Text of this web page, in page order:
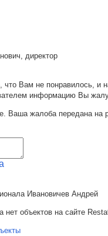
директор
что Вам не понравилось, и
информацию Вы
Ваша жалоба передана на
Ивановичев Андрей
нет объектов на сайте